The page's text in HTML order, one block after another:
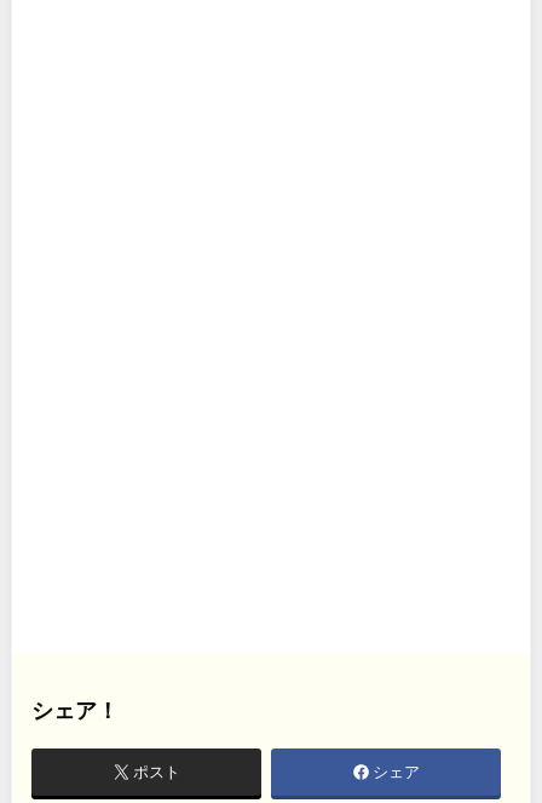
シェア！
ポスト シェア